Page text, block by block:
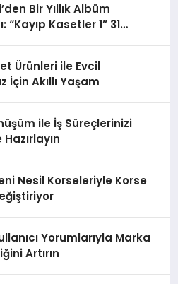
Bir Yıllık Albüm
“Kayıp Kasetler 1” 31
Ürünleri ile Evcil
İçin Akıllı Yaşam
ile İş Süreçlerinizi
Nesil Korseleriyle Korse
Yorumlarıyla Marka
Artırın